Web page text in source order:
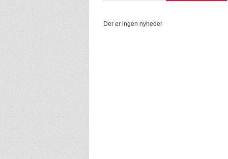
Der er ingen nyheder